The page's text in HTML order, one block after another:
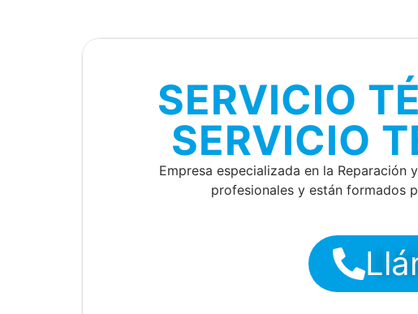
SERVICIO
SERVICIO
Empresa especializada en la
profesionales y están formados